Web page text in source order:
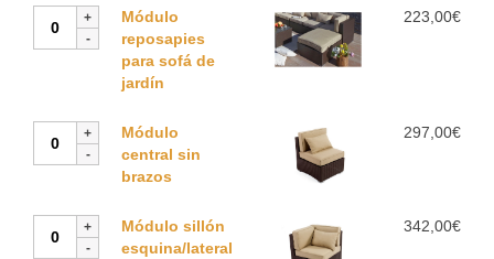
de
jardín
cantidad
Módulo
reposapies
jardín
cantidad
Módulo
reposapies
para sofá de
jardín
223,00€
Módulo
central
cantidad
Módulo
central sin
brazos
297,00€
Módulo
sillón
Módulo sillón
esquina/lateral
342,00€